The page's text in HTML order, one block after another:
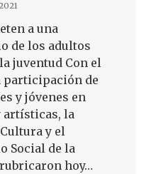
a una
de los adultos
juventud Con el
participación de
y jóvenes en
artísticas, la
y el
Social de la
hoy…